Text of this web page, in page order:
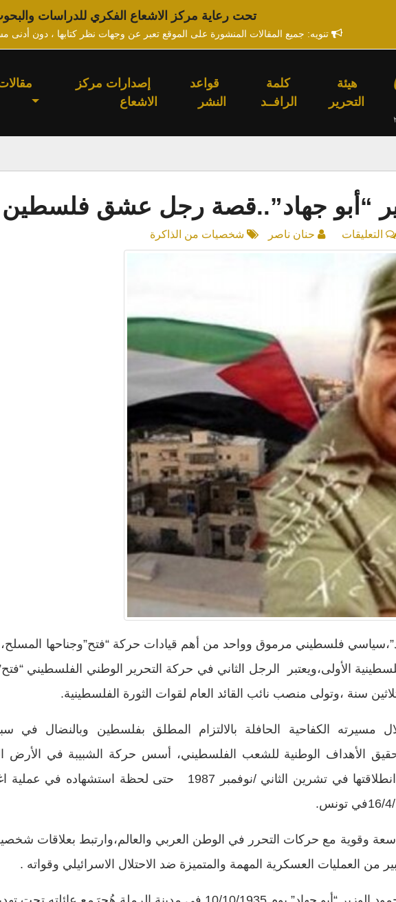
تحت رعاية مركز الاشعاع الفكري للدراسات
تنويه: جميع المقالات المنشورة على الموقع تعبر عن وجهات نظر كتابها ، دون أدنى
هيئة
التحرير
كلمة
الرافــد
قواعد
النشر
إصدارات مركز
الاشعاع
“أبو جهاد”..قصة رجل عشق فلسطين
التعليقات
على
خليل
حنان ناصر شخصيات من الذاكرة
الأولى،ويعتبر الرجل الثاني في حركة التحرير الوطني الفلسطيني
سنة ،وتولى منصب نائب القائد العام لقوات الثورة الفلسطينية.
مسيرته الكفاحية الحافلة بالالتزام المطلق بفلسطين وبالنضال في
الأهداف الوطنية للشعب الفلسطيني، أسس حركة الشبيبة في الأرض
الشعبية الأولى منذ انطلاقتها في تشرين الثاني /نوفمبر
وقوية مع حركات التحرر في الوطن العربي والعالم،وارتبط بعلاقات شخصية
من العمليات العسكرية المهمة والمتميزة ضد الاحتلال الاسرائيلي وقواته .